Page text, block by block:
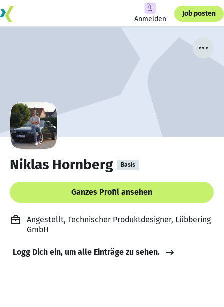
Anmelden
Job posten
Niklas Hornberg Basis
Ganzes Profil ansehen
Angestellt, Technischer Produktdesigner, Lübbering
GmbH
Logg Dich ein, um alle Einträge zu sehen.